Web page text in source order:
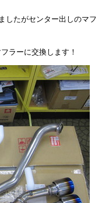
したがセンター出しのマフ
ラーに交換します！